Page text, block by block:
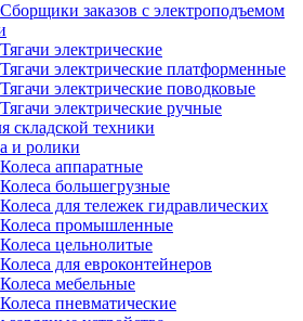
Сборщики заказов с электроподъемом
Тягачи электрические
Тягачи электрические платформенные
Тягачи электрические поводковые
Тягачи электрические ручные
складской техники
и ролики
Колеса аппаратные
Колеса большегрузные
Колеса для тележек гидравлических
Колеса промышленные
Колеса цельнолитые
Колеса для евроконтейнеров
Колеса мебельные
Колеса пневматические